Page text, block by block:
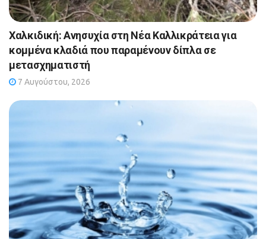
Χαλκιδική: Ανησυχία στη Νέα Καλλικράτεια για
κομμένα κλαδιά που παραμένουν δίπλα σε
μετασχηματιστή
7 Αυγούστου, 2026